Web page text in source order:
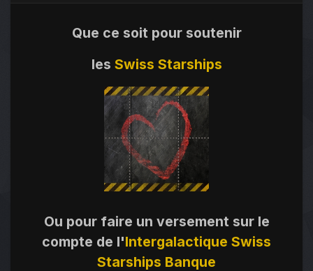
Que ce soit pour soutenir
les Swiss Starships
Ou pour faire un versement sur le
compte de l'Intergalactique Swiss
Starships Banque